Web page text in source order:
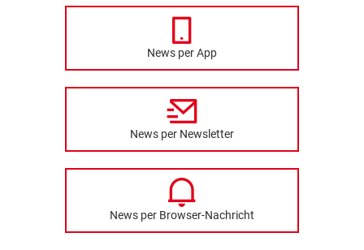
News per App
News per Newsletter
News per Browser-Nachricht